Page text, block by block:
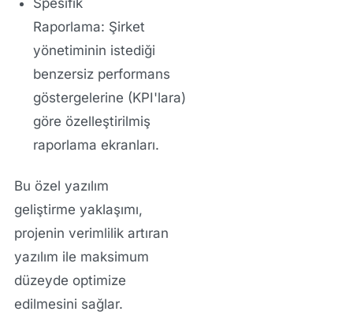
Raporlama: Şirket
yönetiminin istediği
benzersiz performans
göstergelerine (KPI'lara)
göre özelleştirilmiş
raporlama ekranları.
Bu özel yazılım
geliştirme yaklaşımı,
projenin verimlilik artıran
yazılım ile maksimum
düzeyde optimize
edilmesini sağlar.